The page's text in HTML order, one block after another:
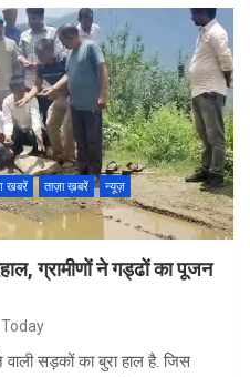
ar
e
खबरें ताज़ा ख़बरें
न्यूज़
ग्रामीणों ने गड्ढों का पूजन
वाली सड़कों का बुरा हाल है. जिस